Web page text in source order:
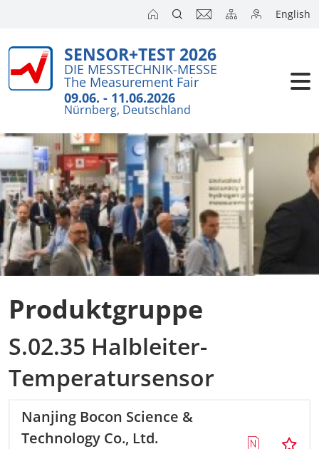
English
SENSOR+TEST 2026
DIE MESSTECHNIK-MESSE
The Measurement Fair
09.06. - 11.06.2026
Nürnberg, Deutschland
Produktgruppe
S.02.35 Halbleiter-
Temperatursensor
Nanjing Bocon Science &
Technology Co., Ltd.